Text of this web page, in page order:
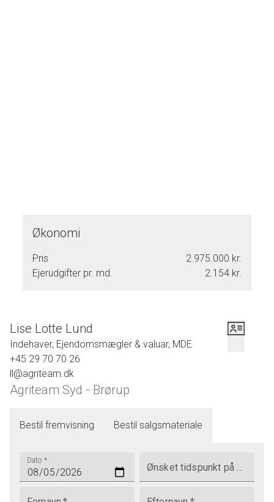
Økonomi
Pris
2.975.000 kr.
Ejerudgifter pr. md.
2.154 kr.
Lise Lotte Lund
Indehaver, Ejendomsmægler & valuar, MDE
+45 29 70 70 26
ll@agriteam.dk
Agriteam Syd - Brørup
Bestil fremvisning Bestil salgsmateriale
Dato *
Ønsket tidspunkt på dagen